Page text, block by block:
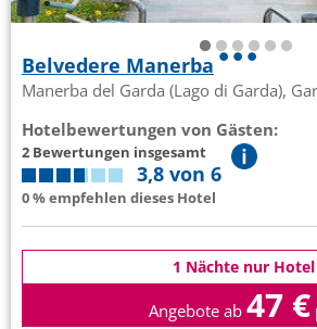
Belvedere Manerba
Manerba del Garda (Lago di Garda),
Hotelbewertungen von Gästen:
2 Bewertungen insgesamt
3,8 von 6
0 % empfehlen dieses Hotel
1 Nächte nur Hotel
Angebote ab 47 €